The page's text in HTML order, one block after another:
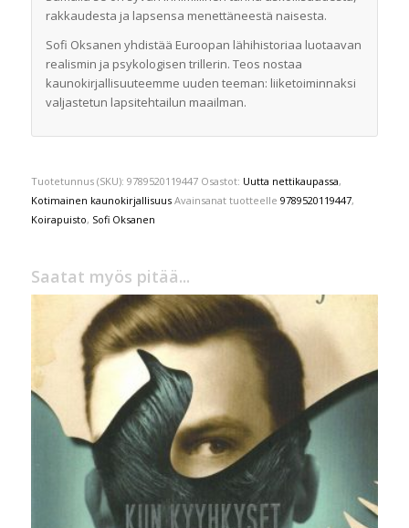
rakkaudesta ja lapsensa menettäneestä naisesta.
Sofi Oksanen yhdistää Euroopan lähihistoriaa luotaavan
realismin ja psykologisen trillerin. Teos nostaa
kaunokirjallisuuteemme uuden teeman: liiketoiminnaksi
valjastetun lapsitehtailun maailman.
Tuotetunnus (SKU): 9789520119447 Osastot: Uutta nettikaupassa,
Kotimainen kaunokirjallisuus Avainsanat tuotteelle 9789520119447,
Koirapuisto, Sofi Oksanen
Saatat myös pitää...